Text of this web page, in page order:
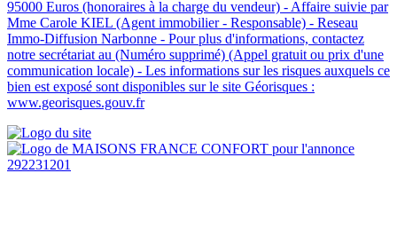
95000 Euros (honoraires à la charge du vendeur) - Affaire suivie par
Mme Carole KIEL (Agent immobilier - Responsable) - Reseau
Immo-Diffusion Narbonne - Pour plus d'informations, contactez
notre secrétariat au (Numéro supprimé) (Appel gratuit ou prix d'une
communication locale) - Les informations sur les risques auxquels ce
bien est exposé sont disponibles sur le site Géorisques :
www.georisques.gouv.fr